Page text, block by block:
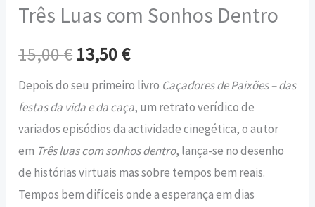
Três Luas com Sonhos Dentro
15,00€ 13,50€
Depois do seu primeiro livro Caçadores de Paixões – das
festas da vida e da caça, um retrato verídico de
variados episódios da actividade cinegética, o autor
em Três luas com sonhos dentro, lança-se no desenho
de histórias virtuais mas sobre tempos bem reais.
Tempos bem difíceis onde a esperança em dias